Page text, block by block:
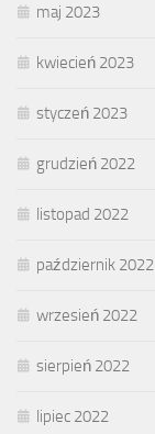
maj 2023
kwiecień 2023
styczeń 2023
grudzień 2022
listopad 2022
październik 2022
wrzesień 2022
sierpień 2022
lipiec 2022